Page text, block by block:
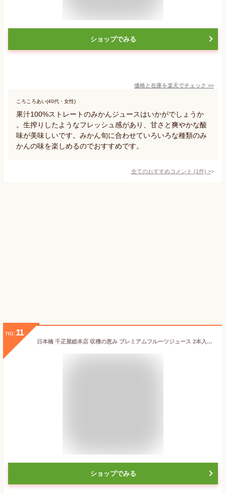
ショップでみる
価格と在庫を楽天でチェック >>
ころころあい(40代・女性)
果汁100%ストレートのみかんジュースはいかがでしょうか
。生搾りしたようなフレッシュ感があり、甘さと爽やかな酸
味が美味しいです。みかん旬に合わせていろいろな種類のみ
かんの味を楽しめるのでおすすめです。
全てのおすすめコメント (1件) >
no. 11
日本橋 千疋屋総本店 収穫の恵み プレミアムフルーツジュース 2本入｜ギフト 詰め合わせ お祝い 誕生日 結婚 出産 内祝い お返し お礼 贈り物 贈答品 お見舞い お供え 御供 香典返し お中元 お歳暮 母の日 父の日 敬老の日 プレゼント
ショップでみる